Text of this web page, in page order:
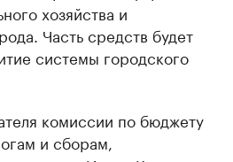
хозяйства и
Часть средств будет
системы городского
комиссии по бюджету
и сборам,